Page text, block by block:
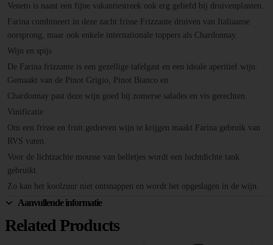
Veneto is naast een fijne vakantiestreek ook erg geliefd bij druivenplanten.
Farina combineert in deze zacht frisse Frizzante druiven van Italiaanse
oorsprong, maar ook enkele internationale toppers als Chardonnay.
Wijn en spijs
De Farina frizzante is een gezellige tafelgast en een ideale aperitief wijn.
Gemaakt van de Pinot Grigio, Pinot Bianco en
Chardonnay past deze wijn goed bij zomerse salades en vis gerechten.
Vinificatie
Om een frisse en fruit gedreven wijn te krijgen maakt Farina gebruik van
RVS vaten.
Voor de lichtzachte mousse van belletjes wordt een luchtdichte tank
gebruikt.
Zo kan het koolzuur niet ontsnappen en wordt het opgeslagen in de wijn.
Aanvullende informatie
Related Products